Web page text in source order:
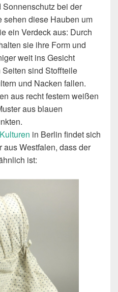
bei der
sehen diese Hauben um
ein Verdeck aus: Durch
sie ihre Form und
weit ins Gesicht
sind Stoffteile
und Nacken fallen.
aus recht festem weißen
aus blauen
in Berlin findet sich
Westfalen, dass der
ist: